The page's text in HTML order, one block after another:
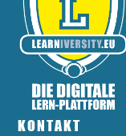
KONTAKT